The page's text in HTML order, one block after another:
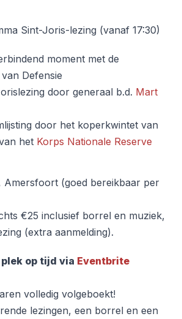
Sint-Joris-lezing (vanaf 17:30)
moment met de
Defensie
door generaal b.d. Mart
door het koperkwintet van
het Korps Nationale Reserve
Amersfoort (goed bereikbaar per
€25 inclusief borrel en muziek,
(extra aanmelding).
op tijd via Eventbrite
volledig volgeboekt!
lezingen, een borrel en een